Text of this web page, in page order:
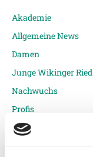
Akademie
Allgemeine News
Damen
Junge Wikinger Ried
Nachwuchs
Profis
Ticketing
Unkategorisiert